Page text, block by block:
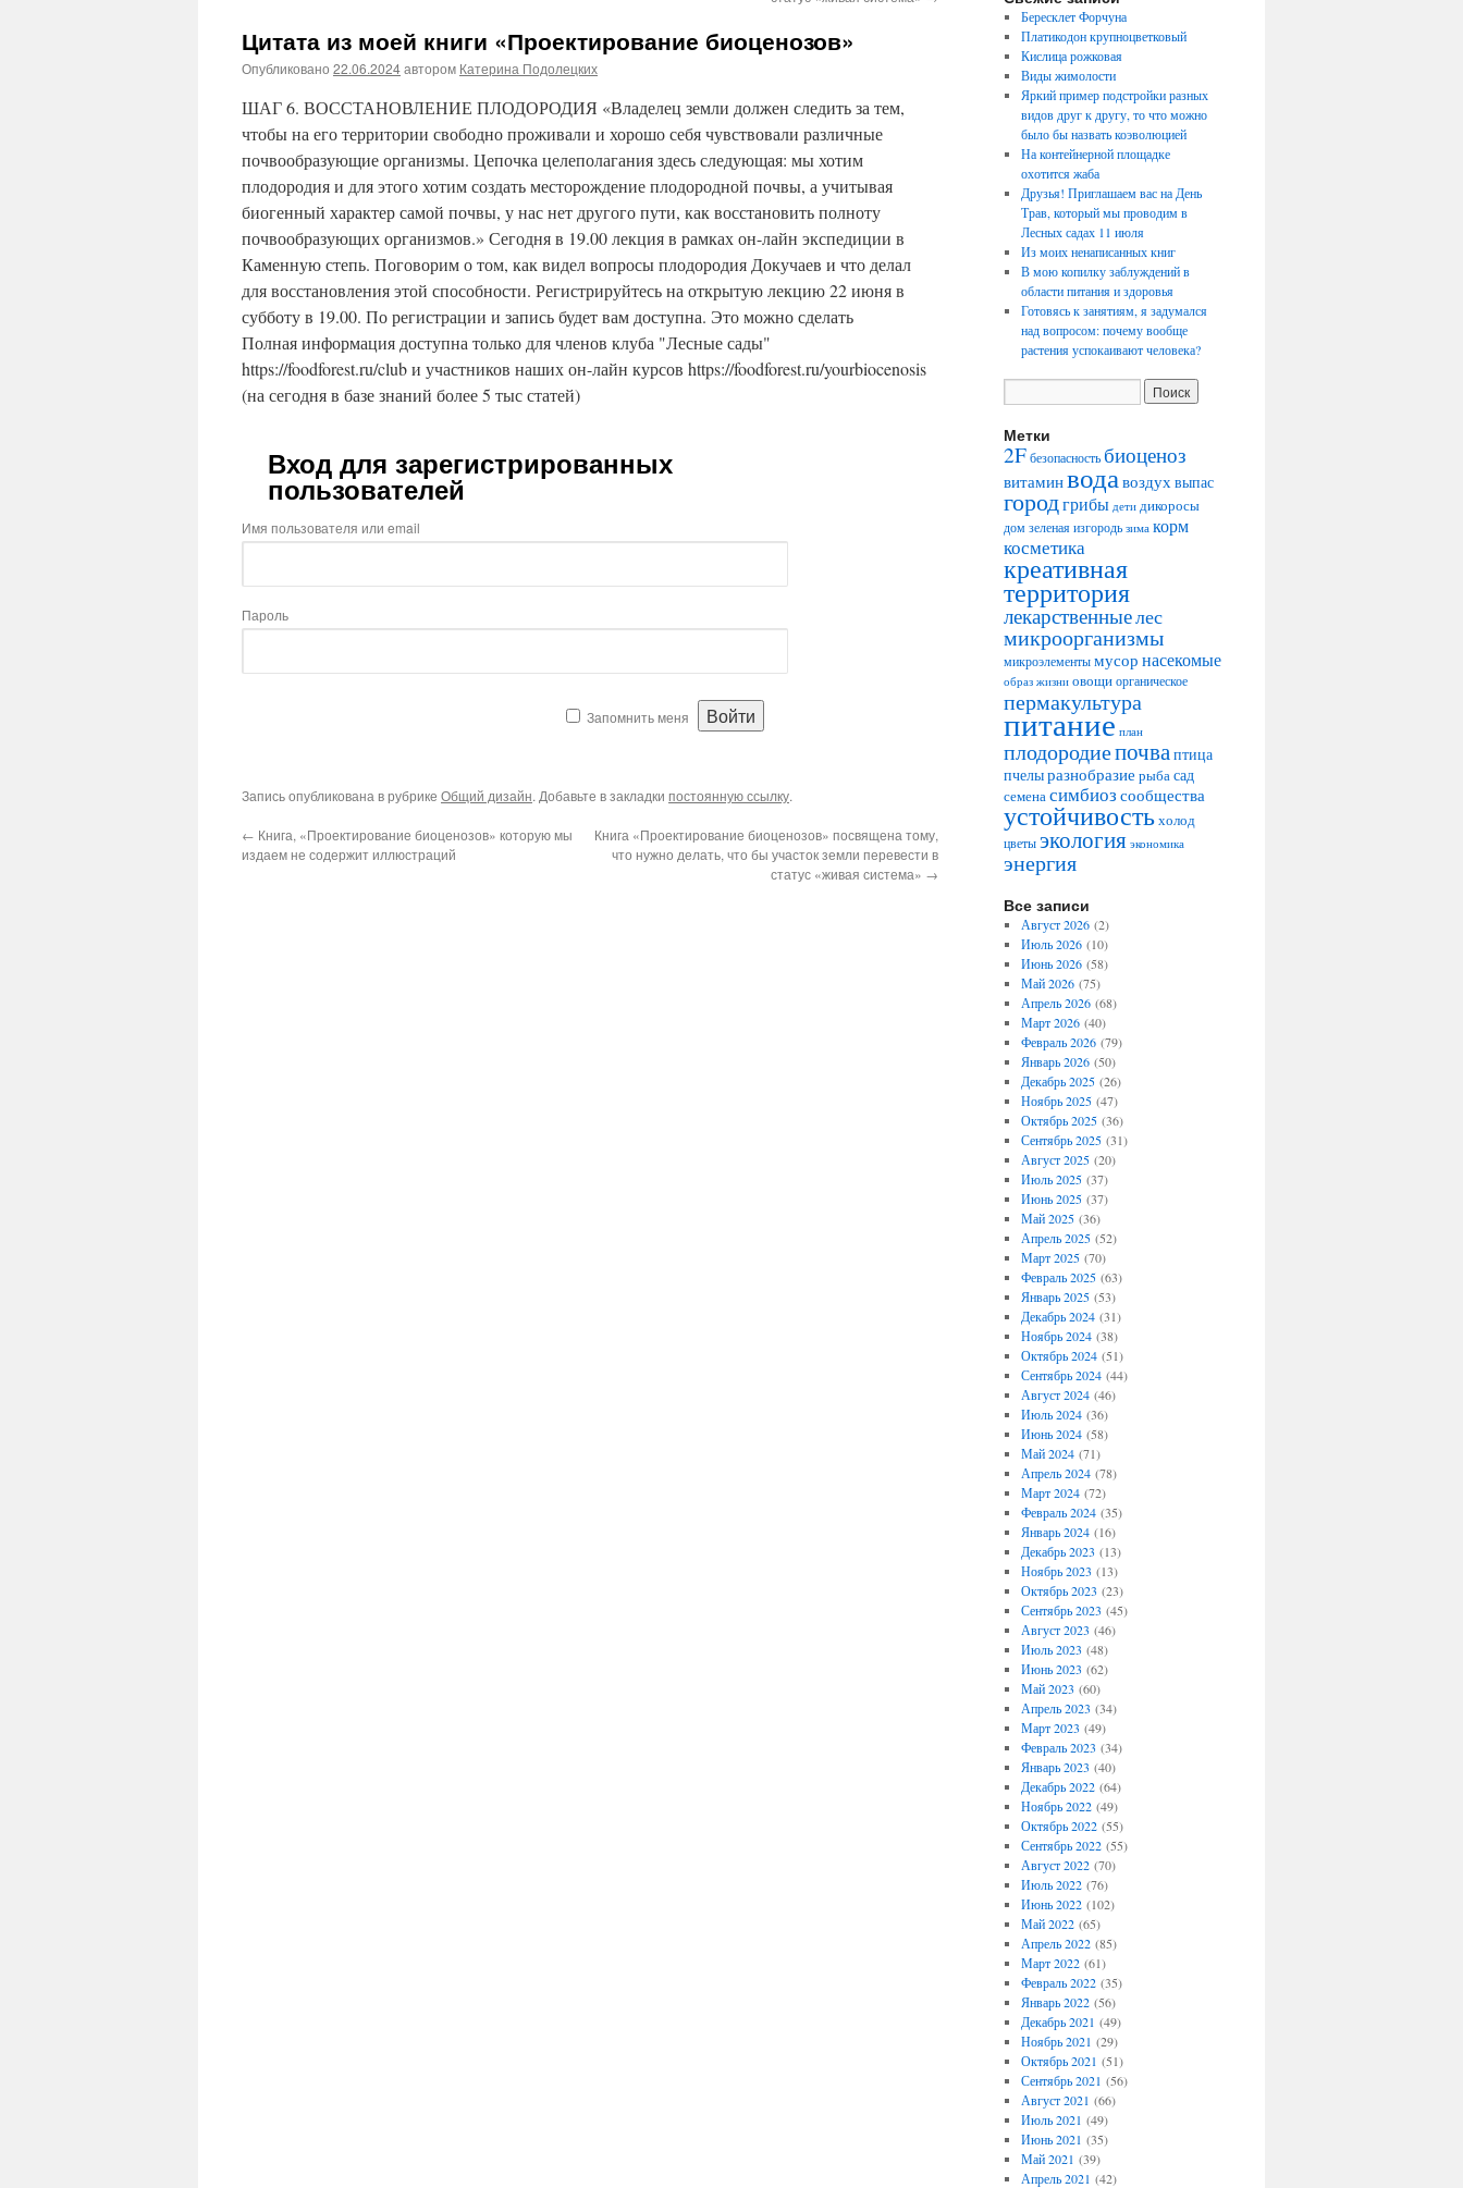
Цитата из моей книги «Проектирование биоценозов»
Опубликовано 22.06.2024автором Катерина Подолецких
ШАГ 6. ВОССТАНОВЛЕНИЕ ПЛОДОРОДИЯ «Владелец земли должен следить за тем,
чтобы на его территории свободно проживали и хорошо себя чувствовали различные
почвообразующие организмы. Цепочка целеполагания здесь следующая: мы хотим
плодородия и для этого хотим создать месторождение плодородной почвы, а учитывая
биогенный характер самой почвы, у нас нет другого пути, как восстановить полноту
почвообразующих организмов.» Сегодня в 19.00 лекция в рамках он-лайн экспедиции в
Каменную степь. Поговорим о том, как видел вопросы плодородия Докучаев и что делал
для восстановления этой способности. Регистрируйтесь на открытую лекцию 22 июня в
субботу в 19.00. По регистрации и запись будет вам доступна. Это можно сделать
Полная информация доступна только для членов клуба "Лесные сады"
https://foodforest.ru/club и участников наших он-лайн курсов https://foodforest.ru/yourbiocenosis
(на сегодня в базе знаний более 5 тыс статей)
Вход для зарегистрированных
пользователей
Имя пользователя или email
Пароль
Запомнить меня
Запись опубликована в рубрике Общий дизайн. Добавьте в закладки постоянную ссылку.
← Книга, «Проектирование биоценозов» которую мы
издаем не содержит иллюстраций
Книга «Проектирование биоценозов» посвящена тому,
что нужно делать, что бы участок земли перевести в
статус «живая система» →
Бересклет Форчуна
Платикодон крупноцветковый
Кислица рожковая
Виды жимолости
Яркий пример подстройки разных
видов друг к другу, то что можно
было бы назвать коэволюцией
На контейнерной площадке
охотится жаба
Друзья! Приглашаем вас на День
Трав, который мы проводим в
Лесных садах 11 июля
Из моих ненаписанных книг
В мою копилку заблуждений в
области питания и здоровья
Готовясь к занятиям, я задумался
над вопросом: почему вообще
растения успокаивают человека?
Метки
2F безопасность биоценоз
витаминводавоздухвыпас
городгрибы дети дикоросы
домзеленая изгородь зима корм
косметика
креативная
территория
лекарственныелес
микроорганизмы
микроэлементымусор насекомые
образ жизни овощи органическое
пермакультура
питание план
плодородиепочваптица
пчелыразнобразие рыбасад
семенасимбиоз сообщества
устойчивостьхолод
цветы экология экономика
энергия
Все записи
Август 2026(2)
Июль 2026(10)
Июнь 2026(58)
Май 2026(75)
Апрель 2026(68)
Март 2026(40)
Февраль 2026(79)
Январь 2026(50)
Декабрь 2025(26)
Ноябрь 2025(47)
Октябрь 2025(36)
Сентябрь 2025(31)
Август 2025(20)
Июль 2025(37)
Июнь 2025(37)
Май 2025(36)
Апрель 2025(52)
Март 2025(70)
Февраль 2025(63)
Январь 2025(53)
Декабрь 2024(31)
Ноябрь 2024(38)
Октябрь 2024(51)
Сентябрь 2024(44)
Август 2024(46)
Июль 2024(36)
Июнь 2024(58)
Май 2024(71)
Апрель 2024(78)
Март 2024(72)
Февраль 2024(35)
Январь 2024(16)
Декабрь 2023 (13)
Ноябрь 2023 (13)
Октябрь 2023 (23)
Сентябрь 2023 (45)
Август 2023 (46)
Июль 2023 (48)
Июнь 2023 (62)
Май 2023 (60)
Апрель 2023 (34)
Март 2023 (49)
Февраль 2023 (34)
Январь 2023 (40)
Декабрь 2022(64)
Ноябрь 2022(49)
Октябрь 2022(55)
Сентябрь 2022(55)
Август 2022(70)
Июль 2022(76)
Июнь 2022(102)
Май 2022(65)
Апрель 2022(85)
Март 2022(61)
Февраль 2022(35)
Январь 2022(56)
Декабрь 2021 (49)
Ноябрь 2021 (29)
Октябрь 2021 (51)
Сентябрь 2021 (56)
Август 2021 (66)
Июль 2021 (49)
Июнь 2021 (35)
Май 2021 (39)
Апрель 2021 (42)